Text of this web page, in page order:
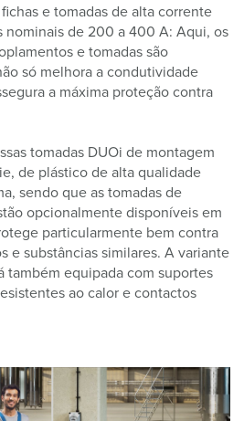
e tomadas de alta corrente
nominais de 200 a 400 A: Aqui, os
e tomadas são
só melhora a condutividade
a máxima proteção contra
tomadas DUOi de montagem
de plástico de alta qualidade
sendo que as tomadas de
opcionalmente disponíveis em
particularmente bem contra
e substâncias similares. A variante
também equipada com suportes
ao calor e contactos